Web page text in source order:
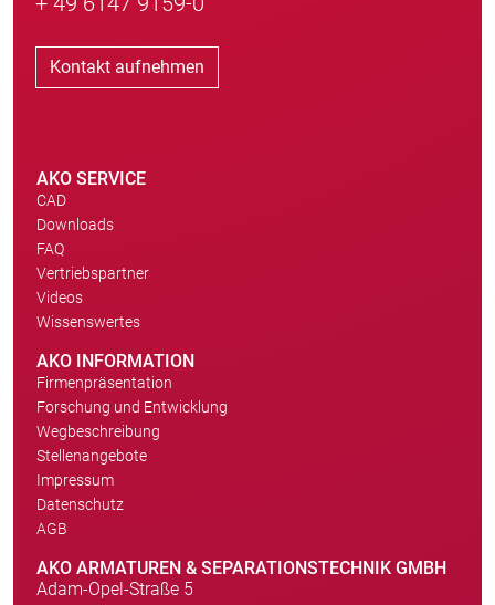
Kontakt aufnehmen
AKO SERVICE
CAD
Downloads
FAQ
Vertriebspartner
Videos
Wissenswertes
AKO INFORMATION
Firmenpräsentation
Forschung und Entwicklung
Wegbeschreibung
Stellenangebote
Impressum
Datenschutz
AGB
AKO ARMATUREN & SEPARATIONSTECHNIK GMBH
Adam-Opel-Straße 5